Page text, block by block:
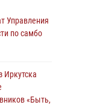
Управления
по самбо
Иркутска
«Быть,